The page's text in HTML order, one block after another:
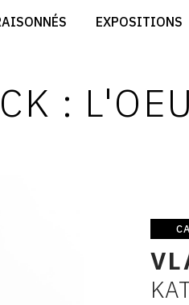
EXPOSITIONS
CRÉER SON CATALOGUE
: